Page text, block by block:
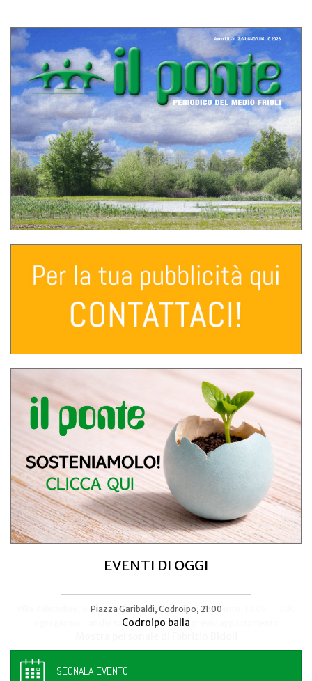
EVENTI DI OGGI
Piazza Garibaldi, Codroipo, 21:00
Codroipo balla
Area Festeggiamenti di Flaibano
A Tutto Frico!
SEGNALA EVENTO